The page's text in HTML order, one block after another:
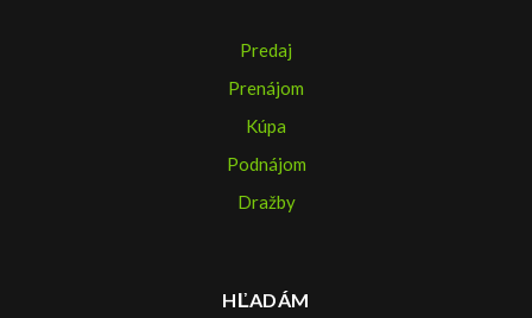
Predaj
Prenájom
Kúpa
Podnájom
Dražby
HĽADÁM